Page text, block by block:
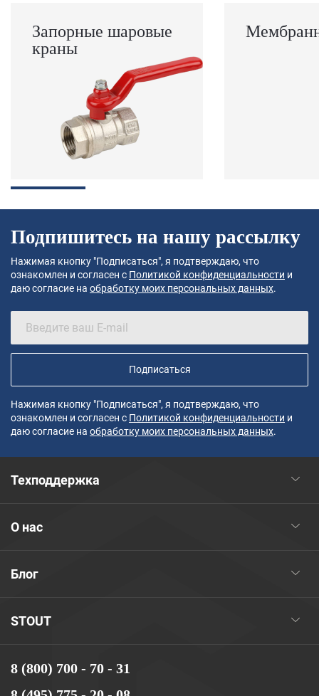
Запорные шаровые
краны
Подпишитесь на нашу рассылку
Нажимая кнопку "Подписаться", я подтверждаю, что
ознакомлен и согласен с Политикой конфиденциальности и
даю согласие на обработку моих персональных данных.
Подписаться
Нажимая кнопку "Подписаться", я подтверждаю, что
ознакомлен и согласен с Политикой конфиденциальности и
даю согласие на обработку моих персональных данных.
8 (800) 700 - 70 - 31
STOUT
Блог
О нас
Техподдержка